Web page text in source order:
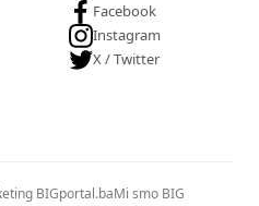
Facebook
Instagram
X / Twitter
BIGportal.baMi smo BIG